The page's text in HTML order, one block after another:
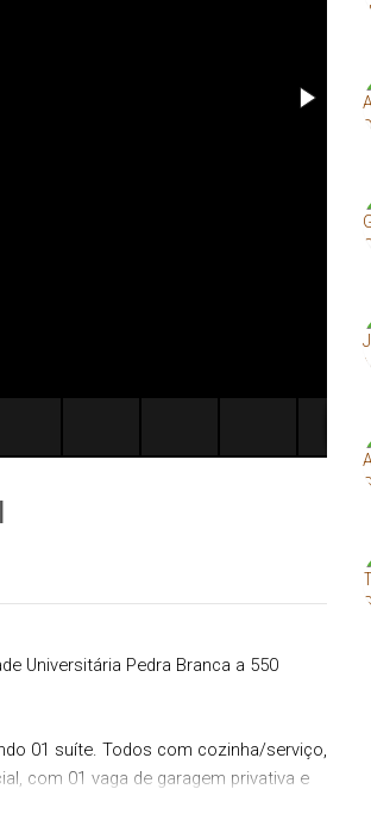
Universitária Pedra Branca a 550
01 suíte. Todos com cozinha/serviço,
com 01 vaga de garagem privativa e